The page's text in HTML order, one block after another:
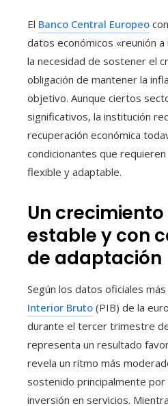
El Banco Central Europeo
datos económicos «reunión
la necesidad de sostener el
obligación de mantener la
objetivo. Aunque ciertos
significativos, la institución
recuperación económica
condicionantes que
flexible y adaptable.
Un
estable y con
de adaptación
Según los datos oficiales
Interior Bruto (PIB) de la
durante el tercer trimestre
representa un resultado
revela un ritmo más
sostenido principalmente por
inversión en servicios.